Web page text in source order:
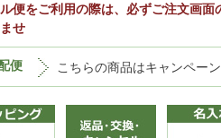
便をご利用の際は、必ずご注文画
せ
便 こちらの商品はキャンペー